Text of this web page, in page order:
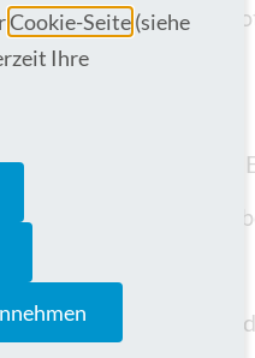
mit
Mitarbeitende
und
mit allen
für alle
Cookie-Seite(siehe
Ihre